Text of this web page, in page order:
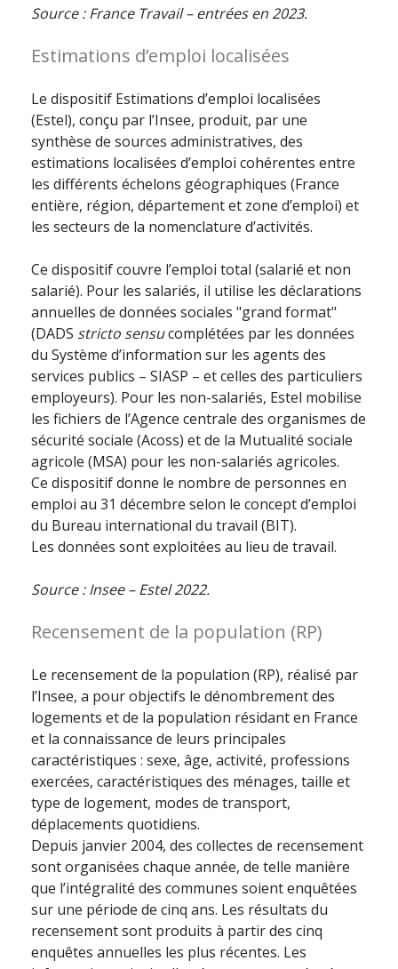
Source : France Travail – entrées en 2023.
Estimations d’emploi localisées
Le dispositif Estimations d’emploi localisées
(Estel), conçu par l’Insee, produit, par une
synthèse de sources administratives, des
estimations localisées d’emploi cohérentes entre
les différents échelons géographiques (France
entière, région, département et zone d’emploi) et
les secteurs de la nomenclature d’activités.
Ce dispositif couvre l’emploi total (salarié et non
salarié). Pour les salariés, il utilise les déclarations
annuelles de données sociales "grand format"
(DADS stricto sensucomplétées par les données
du Système d’information sur les agents des
services publics – SIASP – et celles des particuliers
employeurs). Pour les non-salariés, Estel mobilise
les fichiers de l’Agence centrale des organismes de
sécurité sociale (Acoss) et de la Mutualité sociale
agricole (MSA) pour les non-salariés agricoles.
Ce dispositif donne le nombre de personnes en
emploi au 31 décembre selon le concept d’emploi
du Bureau international du travail (BIT).
Les données sont exploitées au lieu de travail.
Source : Insee – Estel 2022.
Recensement de la population (RP)
Le recensement de la population (RP), réalisé par
l’Insee, a pour objectifs le dénombrement des
logements et de la population résidant en France
et la connaissance de leurs principales
caractéristiques : sexe, âge, activité, professions
exercées, caractéristiques des ménages, taille et
type de logement, modes de transport,
déplacements quotidiens.
Depuis janvier 2004, des collectes de recensement
sont organisées chaque année, de telle manière
que l’intégralité des communes soient enquêtées
sur une période de cinq ans. Les résultats du
recensement sont produits à partir des cinq
enquêtes annuelles les plus récentes. Les